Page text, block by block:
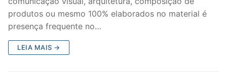
produtos ou mesmo 100% elaborados no material é
presença frequente no…
LEIA MAIS →